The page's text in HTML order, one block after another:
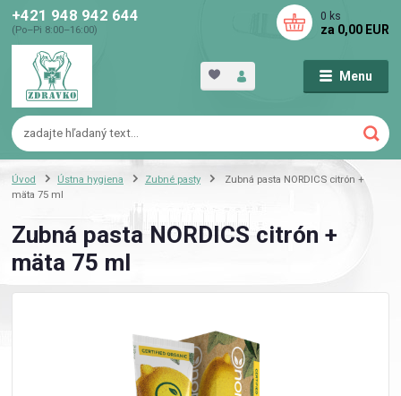
Menu
+421 948 942 644
(Po–Pi 8:00–16:00)
0 ks
za 0,00 EUR
Úvod Ústna hygiena Zubné pasty
Zubná pasta NORDICS citrón +
mäta 75 ml
Zubná pasta NORDICS citrón +
mäta 75 ml